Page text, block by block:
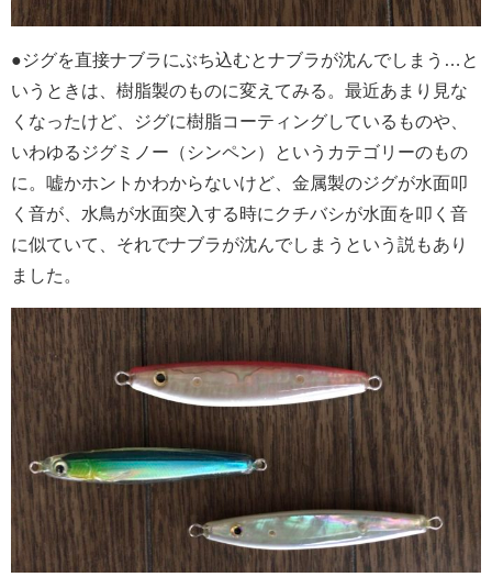
●ジグを直接ナブラにぶち込むとナブラが沈んでしまう…と
いうときは、樹脂製のものに変えてみる。最近あまり見な
くなったけど、ジグに樹脂コーティングしているものや、
いわゆるジグミノー（シンペン）というカテゴリーのもの
に。嘘かホントかわからないけど、金属製のジグが水面叩
く音が、水鳥が水面突入する時にクチバシが水面を叩く音
に似ていて、それでナブラが沈んでしまうという説もあり
ました。